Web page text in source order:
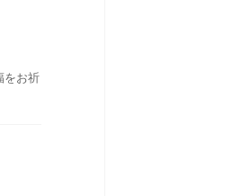
をお祈